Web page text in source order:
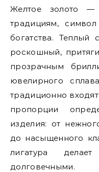
Желтое золото —
традициям,
богатства. Теплый
роскошный,
прозрачным
ювелирного
традиционно
пропорции
изделия: от
до насыщенного
лигатура
долговечными.